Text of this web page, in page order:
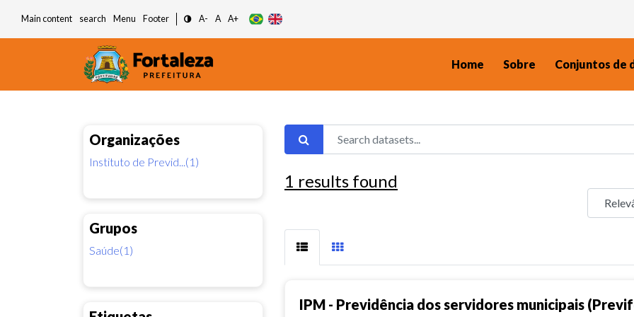
Main content search Menu Footer A- A A+
Home Sobre Conjuntos de
Organizações
Instituto de Previd...(1)
Grupos
Saúde(1)
1 results found
IPM - Previdência dos servidores municipais